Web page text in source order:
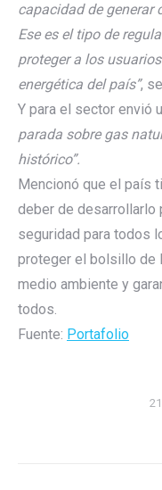
capacidad de generar
Ese es el tipo de
proteger a los
energética del país”,
Y para el sector envió
parada sobre gas
histórico”.
Mencionó que el país
deber de desarrollarlo
seguridad para todos
proteger el bolsillo de
medio ambiente y
todos.
Fuente: Portafolio